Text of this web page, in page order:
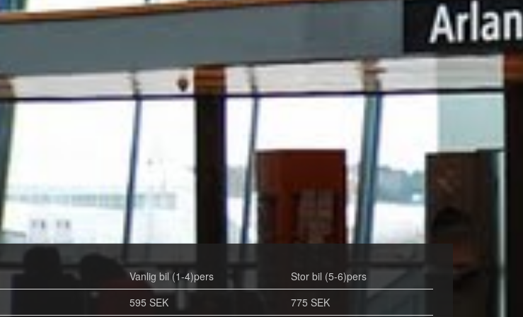
Vanlig bil (1-4)pers
Stor bil (5-6)pers
595 SEK
775 SEK